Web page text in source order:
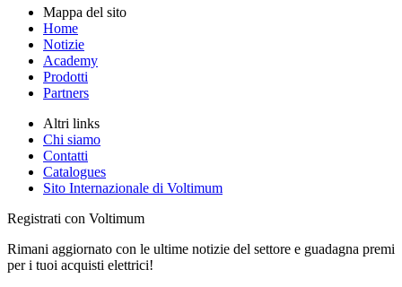
Mappa del sito
Home
Notizie
Academy
Prodotti
Partners
Altri links
Chi siamo
Contatti
Catalogues
Sito Internazionale di Voltimum
Registrati con Voltimum
Rimani aggiornato con le ultime notizie del settore e guadagna premi
per i tuoi acquisti elettrici!